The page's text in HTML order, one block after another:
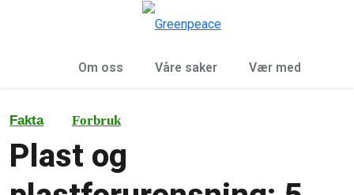
Om oss Våre saker Vær med
Fakta Forbruk
Plast og